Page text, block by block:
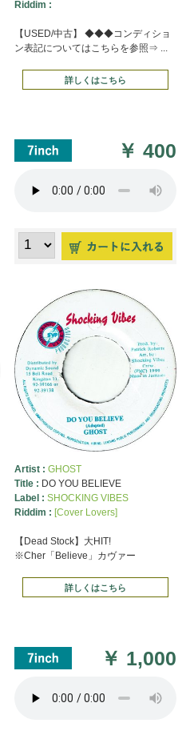
Riddim :
【USED/中古】 ◆◆◆コンディショ
ン表記についてはこちらを参照⇒ ...
詳しくはこちら
￥400
Artist : GHOST
Title : DO YOU BELIEVE
Label : SHOCKING VIBES
Riddim : [Cover Lovers]
【Dead Stock】大HIT!
※Cher「Believe」カヴァー
詳しくはこちら
￥ 1,000